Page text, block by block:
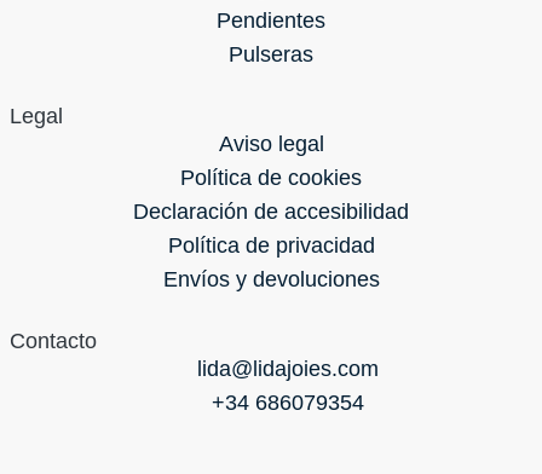
Pendientes
Pulseras
Legal
Aviso legal
Política de cookies
Declaración de accesibilidad
Política de privacidad
Envíos y devoluciones
Contacto
lida@lidajoies.com
+34 686079354